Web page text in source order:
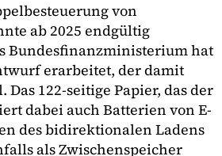
von
ab 2025 endgültig
Bundesfinanzministerium hat
erarbeitet, der damit
Das 122-seitige Papier, das der
dabei auch Batterien von E-
des bidirektionalen Ladens
als Zwischenspeicher